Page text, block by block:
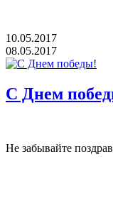
10.05.2017
08.05.2017
С Днем
Не забывайте